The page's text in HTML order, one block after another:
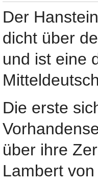
Der
dicht über
und ist eine
Die erste
über ihre
Lambert